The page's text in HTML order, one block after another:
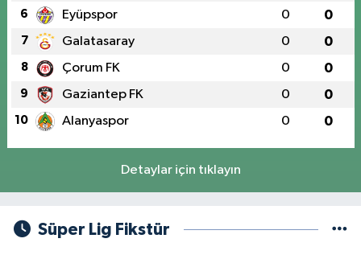
6 Eyüpspor 0 0
7 Galatasaray 0 0
8 Çorum FK 0 0
9 Gaziantep FK 0 0
10 Alanyaspor 0 0
Detaylar için tıklayın
Süper Lig Fikstür